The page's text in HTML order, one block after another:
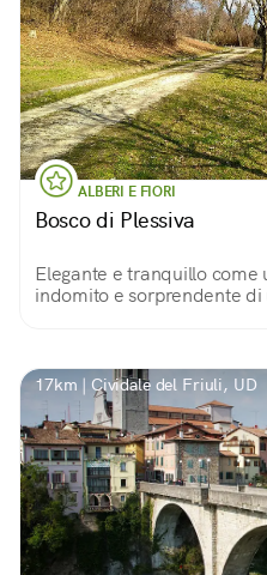
ALBERI E FIORI
Bosco di Plessiva
Elegante e tranquillo come
indomito e sorprendente di
17km | Cividale del Friuli, UD